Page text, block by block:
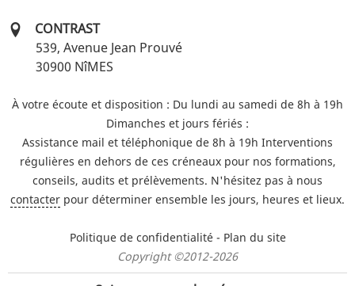
CONTRAST
539, Avenue Jean Prouvé
30900 NîMES
À votre écoute et disposition : Du lundi au samedi de 8h à 19h
Dimanches et jours fériés :
Assistance mail et téléphonique de 8h à 19h Interventions
régulières en dehors de ces créneaux pournos formations,
conseils, audits et prélèvements. N'hésitez pas à nous
contacter pour déterminer ensemble les jours, heures et lieux.
Politique de confidentialité- Plan du site
Copyright ©2012-2026